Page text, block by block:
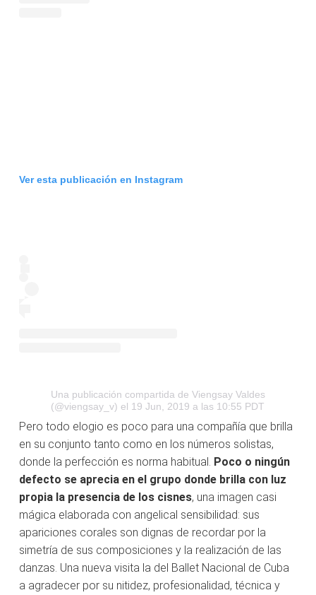
Ver esta publicación en Instagram
Una publicación compartida de Viengsay Valdes
(@viengsay_v) el 19 Jun, 2019 a las 10:55 PDT
Pero todo elogio es poco para una compañía que brilla
en su conjunto tanto como en los números solistas,
donde la perfección es norma habitual. Poco o ningún
defecto se aprecia en el grupo donde brilla con luz
propia la presencia de los cisnes, una imagen casi
mágica elaborada con angelical sensibilidad: sus
apariciones corales son dignas de recordar por la
simetría de sus composiciones y la realización de las
danzas. Una nueva visita la del Ballet Nacional de Cuba
a agradecer por su nitidez, profesionalidad, técnica y